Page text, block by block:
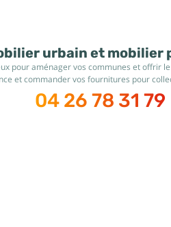
urbain et
pour aménager vos communes et offrir
et commander vos fournitures pour
04 26 78 31 79